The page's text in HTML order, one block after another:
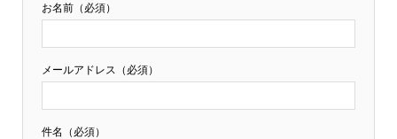
お名前（必須）
メールアドレス（必須）
件名（必須）